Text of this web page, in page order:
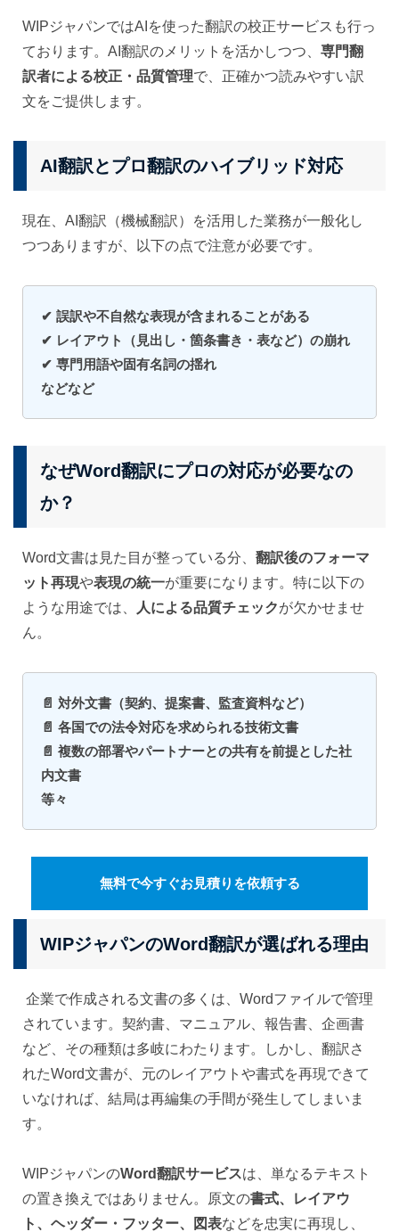
WIPジャパンではAIを使った翻訳の校正サービスも行っ
ております。AI翻訳のメリットを活かしつつ、 専門翻
訳者による校正・品質管理で、正確かつ読みやすい訳
文をご提供します。
AI翻訳とプロ翻訳のハイブリッド対応
現在、AI翻訳（機械翻訳）を活用した業務が一般化し
つつありますが、以下の点で注意が必要です。
✔ 誤訳や不自然な表現が含まれることがある
✔ レイアウト（見出し・箇条書き・表など）の崩れ
✔ 専門用語や固有名詞の揺れ
などなど
なぜWord翻訳にプロの対応が必要なの
か？
Word文書は見た目が整っている分、 翻訳後のフォーマ
ット再現や表現の統一が重要になります。特に以下の
ような用途では、
人による品質チェックが欠かせませ
ん。
📄 対外文書（契約、提案書、監査資料など）
📄 各国での法令対応を求められる技術文書
📄 複数の部署やパートナーとの共有を前提とした社
内文書
等々
無料で今すぐお見積りを依頼する
WIPジャパンのWord翻訳が選ばれる理由
企業で作成される文書の多くは、Wordファイルで管理
されています。契約書、マニュアル、報告書、企画書
など、その種類は多岐にわたります。しかし、翻訳さ
れたWord文書が、元のレイアウトや書式を再現できて
いなければ、結局は再編集の手間が発生してしまいま
す。
WIPジャパンのWord翻訳サービスは、単なるテキスト
の置き換えではありません。原文の書式、レイアウ
ト、ヘッダー・フッター、図表などを忠実に再現し、